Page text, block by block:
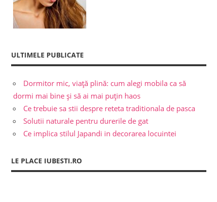
ULTIMELE PUBLICATE
Dormitor mic, viață plină: cum alegi mobila ca să
dormi mai bine și să ai mai puțin haos
Ce trebuie sa stii despre reteta traditionala de pasca
Solutii naturale pentru durerile de gat
Ce implica stilul Japandi in decorarea locuintei
LE PLACE IUBESTI.RO